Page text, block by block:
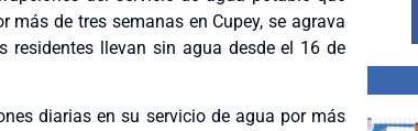
de tres semanas en Cupey, se agrava
residentes llevan sin agua desde el 16 de
diarias en su servicio de agua por más